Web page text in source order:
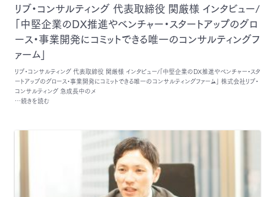
リブ・コンサルティング 代表取締役 関厳様 インタビュー/
「中堅企業のDX推進やベンチャー・スタートアップのグロ
ース・事業開発にコミットできる唯一のコンサルティングフ
ァーム」
リブ・コンサルティング 代表取締役 関厳様 インタビュー/「中堅企業のDX推進やベンチャー・スタ
ートアップのグロース・事業開発にコミットできる唯一のコンサルティングファーム」 株式会社リブ・
コンサルティング 急成長中のメ
…続きを読む